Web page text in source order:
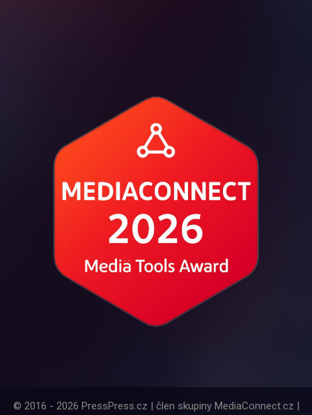
© 2016 - 2026 PressPress.cz | člen skupiny MediaConnect.cz |